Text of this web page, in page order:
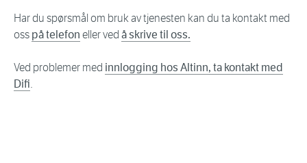
Har du spørsmål om bruk av tjenesten kan du ta kontakt med
oss på telefon eller ved å skrive til oss.
Ved problemer med innlogging hos Altinn, ta kontakt med
Difi.